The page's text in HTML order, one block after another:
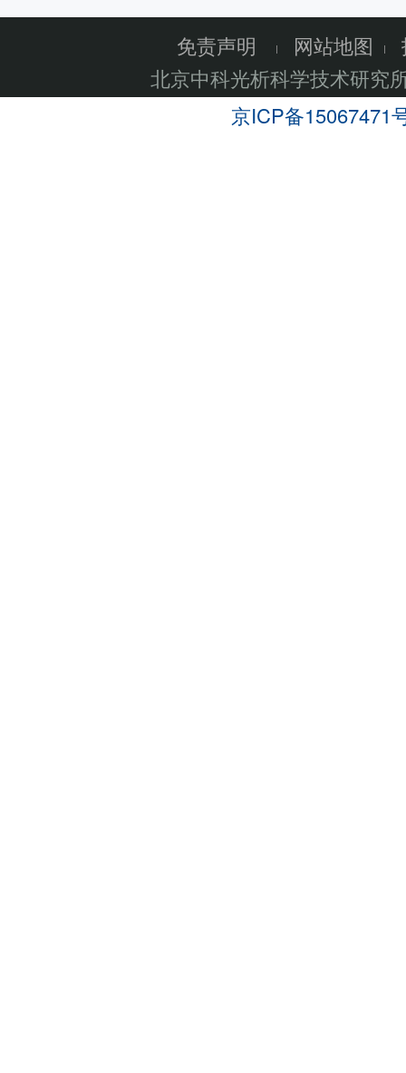
免责声明 网站地图
北京中科光析科学技术研究
京ICP备15067471